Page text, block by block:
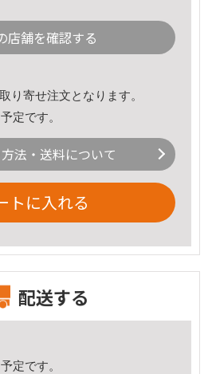
店舗を確認する
り寄せ注文となります。
定です。
法・送料について
トに入れる
配送する
定です。